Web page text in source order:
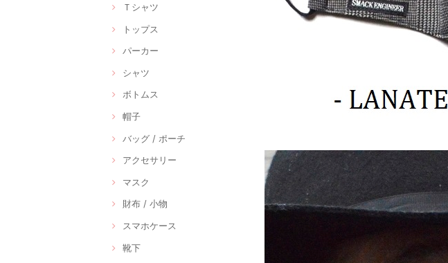
Ｔシャツ
トップス
パーカー
シャツ
ボトムス
帽子
バッグ / ポーチ
アクセサリー
マスク
財布 / 小物
スマホケース
靴下